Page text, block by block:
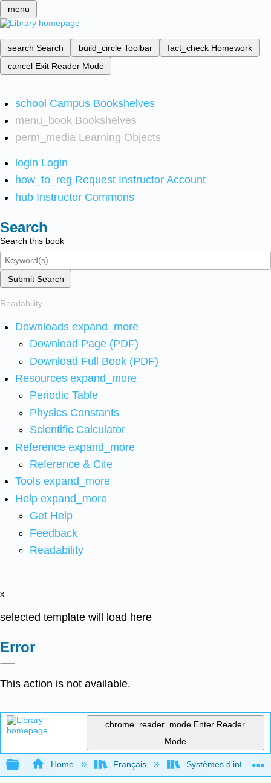
menu
search Search build_circle Toolbar fact_check Homework
cancel Exit Reader Mode
school Campus Bookshelves
menu_book Bookshelves
perm_media Learning Objects
login Login
how_to_reg Request Instructor Account
hub Instructor Commons
Search
Search this book
Submit Search
Readability
Downloads expand_more
Download Page (PDF)
Download Full Book (PDF)
Resources expand_more
Periodic Table
Physics Constants
Scientific Calculator
Reference expand_more
Reference & Cite
Tools expand_more
Help expand_more
Get Help
Feedback
Readability
x
selected template will load here
Error
This action is not available.
chrome_reader_mode Enter Reader
Mode
Expand/collapse global hierarchy
Home Français Systèmes